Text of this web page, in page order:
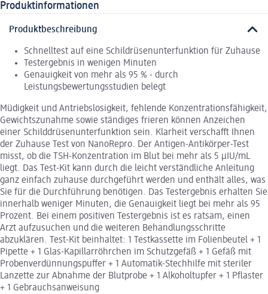
Produktinformationen
Produktbeschreibung
Schnelltest auf eine Schildrüsenunterfunktion für Zuhause
Testergebnis in wenigen Minuten
Genauigkeit von mehr als 95 % - durch
Leistungsbewertungsstudien belegt
Müdigkeit und Antriebslosigkeit, fehlende Konzentrationsfähigkeit,
Gewichtszunahme sowie ständiges frieren können Anzeichen
einer Schilddrüsenunterfunktion sein. Klarheit verschafft Ihnen
der Zuhause Test von NanoRepro. Der Antigen-Antikörper-Test
misst, ob die TSH-Konzentration im Blut bei mehr als 5 μIU/mL
liegt. Das Test-Kit kann durch die leicht verständliche Anleitung
ganz einfach zuhause durchgeführt werden und enthält alles, was
Sie für die Durchführung benötigen. Das Testergebnis erhalten Sie
innerhalb weniger Minuten, die Genauigkeit liegt bei mehr als 95
Prozent. Bei einem positiven Testergebnis ist es ratsam, einen
Arzt aufzusuchen und die weiteren Behandlungsschritte
abzuklären. Test-Kit beinhaltet: 1 Testkassette im Folienbeutel + 1
Pipette + 1 Glas-Kapillarröhrchen im Schutzgefäß + 1 Gefäß mit
Probenverdünnungspuffer + 1 Automatik-Stechhilfe mit steriler
Lanzette zur Abnahme der Blutprobe + 1 Alkoholtupfer + 1 Pflaster
+ 1 Gebrauchsanweisung